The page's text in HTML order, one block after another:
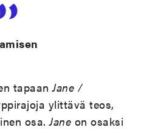
tapaanJane /
ylittävä teos,
osa.Jane on osaksi